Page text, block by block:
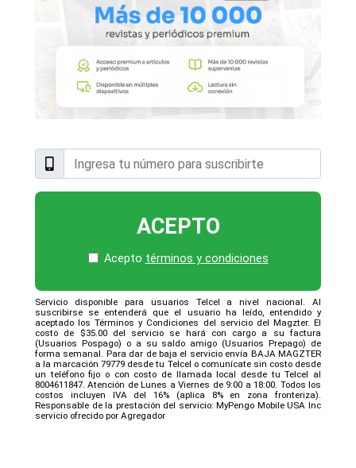
ACEPTO
Acepto términos y condiciones
Servicio disponible para usuarios Telcel a nivel nacional. Al
suscribirse se entenderá que el usuario ha leído, entendido y
aceptado los Términos y Condiciones del servicio del Magzter. El
costo de $35.00 del servicio se hará con cargo a su factura
(Usuarios Pospago) o a su saldo amigo (Usuarios Prepago) de
forma semanal. Para dar de baja el servicio envía BAJA MAGZTER
a la marcación 79779 desde tu Telcel o comunícate sin costo desde
un teléfono fijo o con costo de llamada local desde tu Telcel al
8004611847. Atención de Lunes a Viernes de 9:00 a 18:00. Todos los
costos incluyen IVA del 16% (aplica 8% en zona fronteriza).
Responsable de la prestación del servicio: MyPengo Mobile USA Inc
servicio ofrecido por Agregador